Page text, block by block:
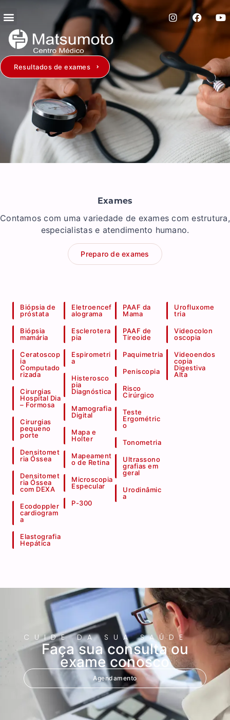
Resultados de exames
Exames
Contamos com uma variedade de exames com estrutura,
especialistas e atendimento humano.
Preparo de exames
Biópsia de
próstata
Biópsia
mamária
Ceratoscop
ia
Computado
rizada
Cirurgias
Hospital Dia
– Formosa
Cirurgias
pequeno
porte
Densitomet
ria Óssea
Densitomet
ria Óssea
com DEXA
Ecodoppler
cardiogram
a
Elastografia
Hepática
Eletroencef
alograma
Esclerotera
pia
Espirometri
a
Histerosco
pia
Diagnóstica
Mamografia
Digital
Mapa e
Holter
Mapeament
o de Retina
Microscopia
Especular
P-300
PAAF da
Mama
PAAF de
Tireoide
Paquimetria
Peniscopia
Risco
Cirúrgico
Teste
Ergométric
o
Tonometria
Ultrassono
grafias em
geral
Urodinâmic
a
Urofluxome
tria
Videocolon
oscopia
Videoendos
copia
Digestiva
Alta
CUIDE DA SUA SAÚDE
Faça sua consulta ou
exame conosco
Agendamento